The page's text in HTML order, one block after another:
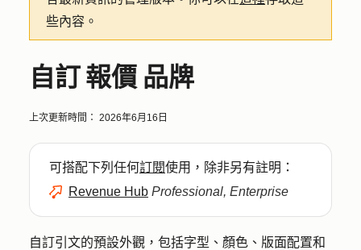
些內容。
自訂 報價 品牌
上次更新時間： 2026年6月16日
可搭配下列任何訂閱使用，除非另有註明：
Revenue Hub Professional, Enterprise
自訂引文的預設外觀，包括字型、顏色、版面配置和